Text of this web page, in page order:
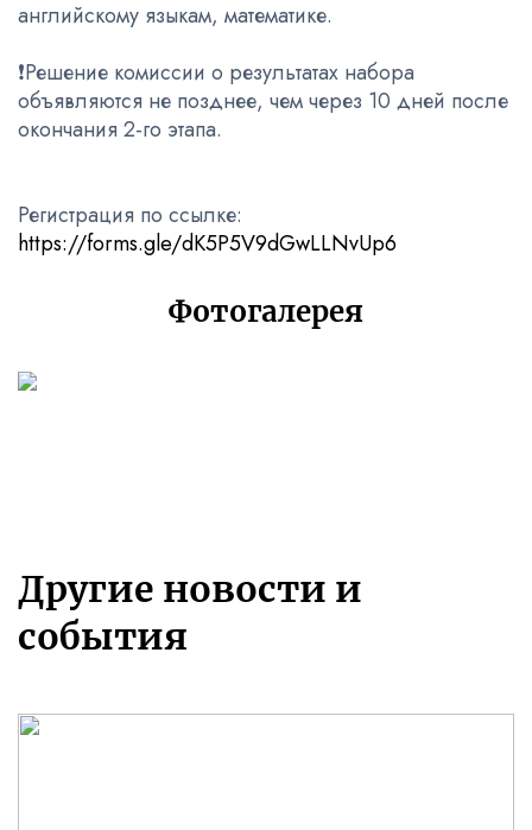
английскому языкам, математике.
❗️Решение комиссии о результатах набора
объявляются не позднее, чем через 10 дней после
окончания 2-го этапа.
Регистрация по ссылке:
https://forms.gle/dK5P5V9dGwLLNvUp6
Фотогалерея
Другие новости и
события